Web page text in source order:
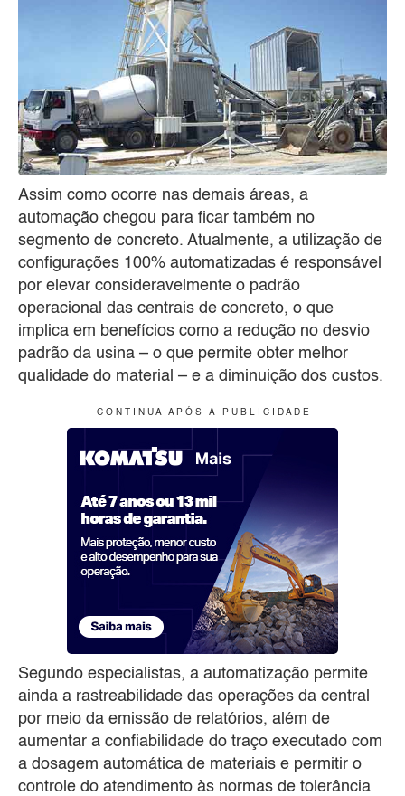
Assim como ocorre nas demais áreas, a
automação chegou para ficar também no
segmento de concreto. Atualmente, a utilização de
configurações 100% automatizadas é responsável
por elevar consideravelmente o padrão
operacional das centrais de concreto, o que
implica em benefícios como a redução no desvio
padrão da usina – o que permite obter melhor
qualidade do material – e a diminuição dos custos.
C O N T I N U A A P Ó S A P U B L I C I D A D E
Segundo especialistas, a automatização permite
ainda a rastreabilidade das operações da central
por meio da emissão de relatórios, além de
aumentar a confiabilidade do traço executado com
a dosagem automática de materiais e permitir o
controle do atendimento às normas de tolerância